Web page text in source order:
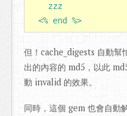
    zzz
  <% end %>
但！cache_digests 自動
出的內容的 md5，以此
動 invalid 的效果。
同時，這個 gem 也會自動